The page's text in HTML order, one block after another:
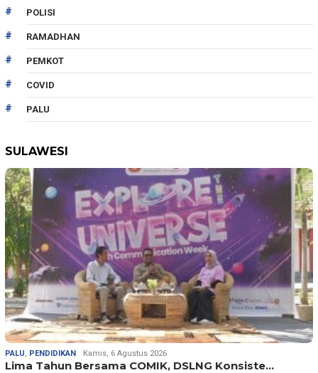
POLISI
RAMADHAN
PEMKOT
COVID
PALU
SULAWESI
PALU, PENDIDIKAN Kamis, 6 Agustus 2026
Lima Tahun Bersama COMIK, DSLNG Konsiste…